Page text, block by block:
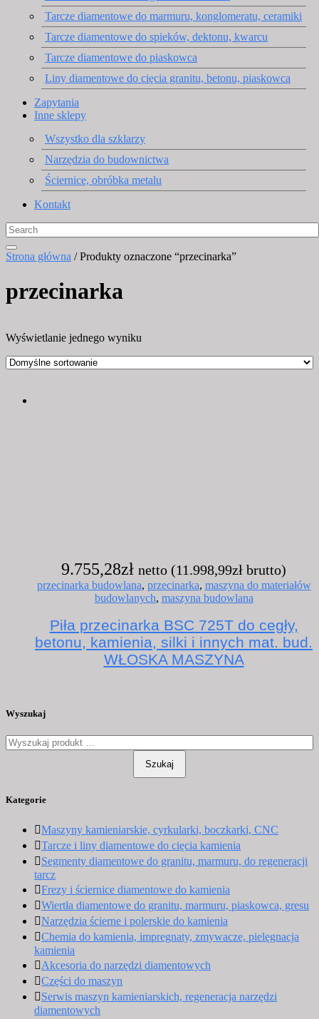
Tarcze diamentowe do marmuru, konglomeratu, ceramiki
Tarcze diamentowe do spieków, dektonu, kwarcu
Tarcze diamentowe do piaskowca
Liny diamentowe do cięcia granitu, betonu, piaskowca
Zapytania
Inne sklepy
Wszystko dla szklarzy
Narzędzia do budownictwa
Ściernice, obróbka metalu
Kontakt
Strona główna / Produkty oznaczone “przecinarka”
przecinarka
Wyświetlanie jednego wyniku
9.755,28zł netto (11.998,99zł brutto)
przecinarka budowlana, przecinarka, maszyna do materiałów
budowlanych, maszyna budowlana
Piła przecinarka BSC 725T do cegły,
betonu, kamienia, silki i innych mat. bud.
WŁOSKA MASZYNA
Wyszukaj
Szukaj
Kategorie
Maszyny kamieniarskie, cyrkularki, boczkarki, CNC
Tarcze i liny diamentowe do cięcia kamienia
Segmenty diamentowe do granitu, marmuru, do regeneracji
tarcz
Frezy i ściernice diamentowe do kamienia
Wiertła diamentowe do granitu, marmuru, piaskowca, gresu
Narzędzia ścierne i polerskie do kamienia
Chemia do kamienia, impregnaty, zmywacze, pielęgnacja
kamienia
Akcesoria do narzędzi diamentowych
Części do maszyn
Serwis maszyn kamieniarskich, regeneracja narzędzi
diamentowych